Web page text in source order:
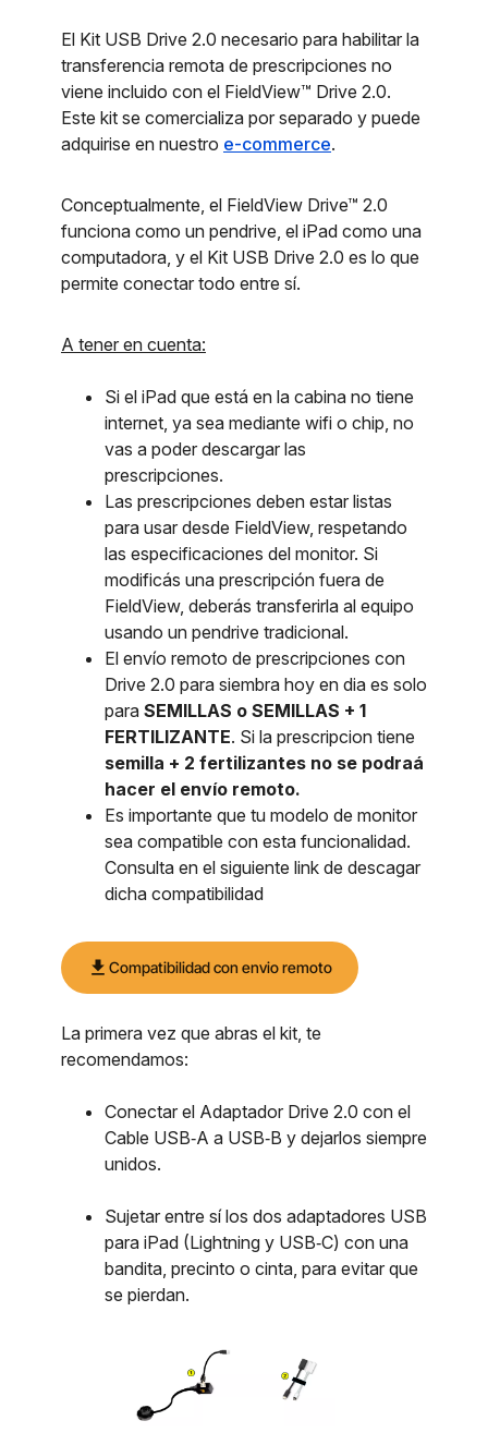
El Kit USB Drive 2.0 necesario para habilitar la
transferencia remota de prescripciones no
viene incluido con el FieldView™ Drive 2.0.
Este kit se comercializa por separado y puede
adquirise en nuestro e-commerce.
Conceptualmente, el FieldView Drive™ 2.0
funciona como un pendrive, el iPad como una
computadora, y el Kit USB Drive 2.0 es lo que
permite conectar todo entre sí.
A tener en cuenta:
Si el iPad que está en la cabina no tiene
internet, ya sea mediante wifi o chip, no
vas a poder descargar las
prescripciones.
Las prescripciones deben estar listas
para usar desde FieldView, respetando
las especificaciones del monitor. Si
modificás una prescripción fuera de
FieldView, deberás transferirla al equipo
usando un pendrive tradicional.
El envío remoto de prescripciones con
Drive 2.0 para siembra hoy en dia es solo
para SEMILLAS o SEMILLAS + 1
FERTILIZANTE. Si la prescripcion tiene
semilla + 2 fertilizantes no se podraá
hacer el envío remoto.
Es importante que tu modelo de monitor
sea compatible con esta funcionalidad.
Consulta en el siguiente link de descagar
dicha compatibilidad
Compatibilidad con envio remoto
download
La primera vez que abras el kit, te
recomendamos:
Conectar el Adaptador Drive 2.0 con el
Cable USB‑A a USB‑B y dejarlos siempre
unidos.
Sujetar entre sí los dos adaptadores USB
para iPad (Lightning y USB‑C) con una
bandita, precinto o cinta, para evitar que
se pierdan.